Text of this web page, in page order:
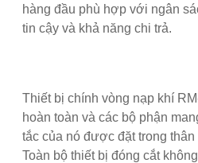
hàng đầu phù hợp với ngân
tin cậy và khả năng chi trả.
Thiết bị chính vòng nạp khí
hoàn toàn và các bộ phận
tắc của nó được đặt trong
Toàn bộ thiết bị đóng cắt